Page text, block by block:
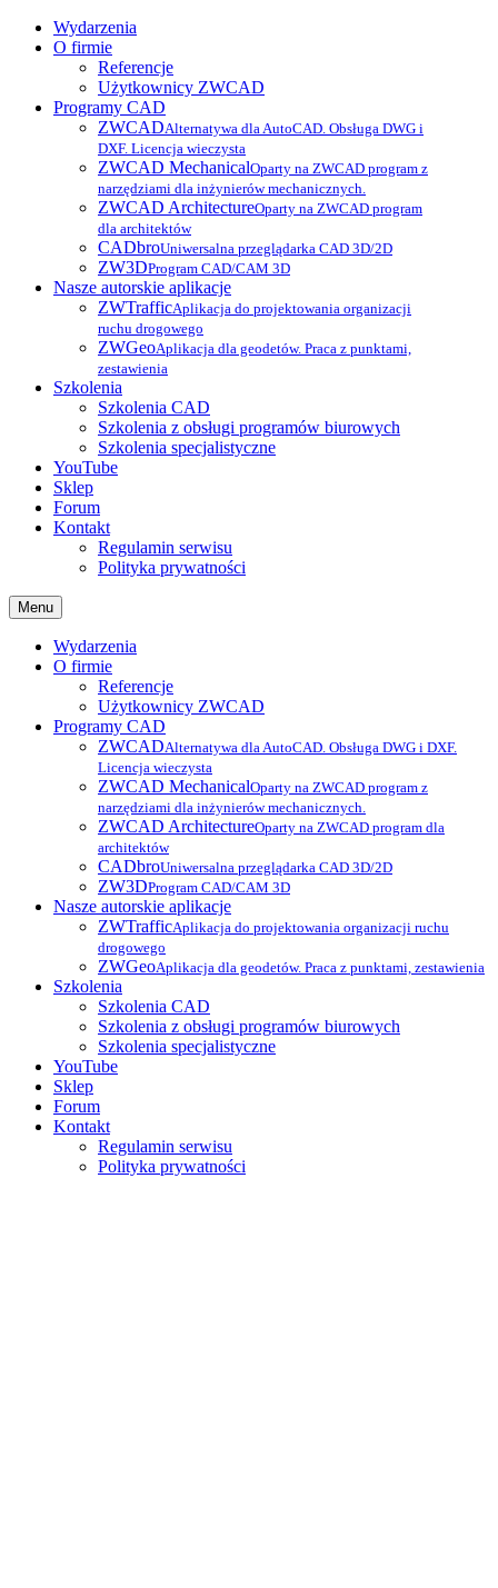
Wydarzenia
O firmie
Referencje
Użytkownicy ZWCAD
Programy CAD
ZWCADAlternatywa dla AutoCAD. Obsługa DWG i
DXF. Licencja wieczysta
ZWCAD MechanicalOparty na ZWCAD program z
narzędziami dla inżynierów mechanicznych.
ZWCAD ArchitectureOparty na ZWCAD program
dla architektów
CADbroUniwersalna przeglądarka CAD 3D/2D
ZW3DProgram CAD/CAM 3D
Nasze autorskie aplikacje
ZWTrafficAplikacja do projektowania organizacji
ruchu drogowego
ZWGeoAplikacja dla geodetów. Praca z punktami,
zestawienia
Szkolenia
Szkolenia CAD
Szkolenia z obsługi programów biurowych
Szkolenia specjalistyczne
YouTube
Sklep
Forum
Kontakt
Regulamin serwisu
Polityka prywatności
Menu
Wydarzenia
O firmie
Referencje
Użytkownicy ZWCAD
Programy CAD
ZWCADAlternatywa dla AutoCAD. Obsługa DWG i DXF.
Licencja wieczysta
ZWCAD MechanicalOparty na ZWCAD program z
narzędziami dla inżynierów mechanicznych.
ZWCAD ArchitectureOparty na ZWCAD program dla
architektów
CADbroUniwersalna przeglądarka CAD 3D/2D
ZW3DProgram CAD/CAM 3D
Nasze autorskie aplikacje
ZWTrafficAplikacja do projektowania organizacji ruchu
drogowego
ZWGeoAplikacja dla geodetów. Praca z punktami, zestawienia
Szkolenia
Szkolenia CAD
Szkolenia z obsługi programów biurowych
Szkolenia specjalistyczne
YouTube
Sklep
Forum
Kontakt
Regulamin serwisu
Polityka prywatności